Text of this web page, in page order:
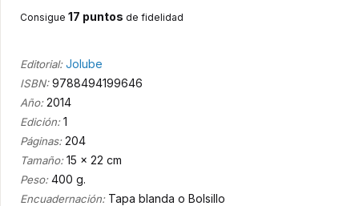
Consigue 17 puntos de fidelidad
Editorial: Jolube
ISBN:9788494199646
Año:2014
Edición:1
Páginas:204
Tamaño:15 x 22 cm
Peso:400 g.
Encuadernación:Tapa blanda o Bolsillo